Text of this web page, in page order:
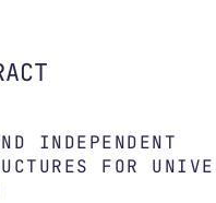
INDEPENDENT
FOR